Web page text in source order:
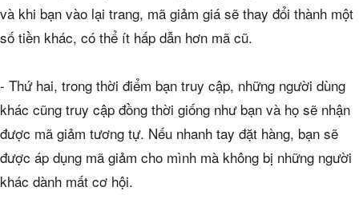
và khi bạn vào lại trang, mã giảm giá sẽ thay đổi thành một
số tiền khác, có thể ít hấp dẫn hơn mã cũ.
- Thứ hai, trong thời điểm bạn truy cập, những người dùng
khác cũng truy cập đồng thời giống như bạn và họ sẽ nhận
được mã giảm tương tự. Nếu nhanh tay đặt hàng, bạn sẽ
được áp dụng mã giảm cho mình mà không bị những người
khác dành mất cơ hội.